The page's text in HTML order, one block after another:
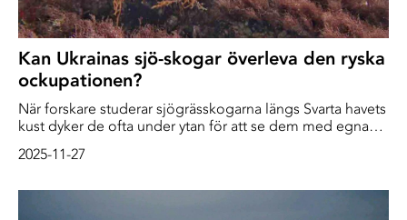
Kan Ukrainas sjö-skogar överleva den ryska
ockupationen?
När forskare studerar sjögrässkogarna längs Svarta havets
kust dyker de ofta under ytan för att se dem med egna
brunalger i släktet Cystoseira, kan se tråkiga ut på
biologiska mångfalden och alla intressanta ryggradslösa
2025-11-27